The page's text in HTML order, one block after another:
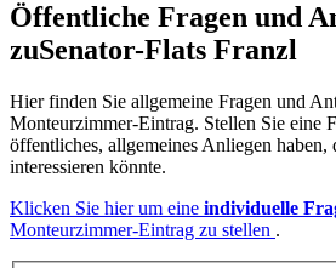
Öffentliche Fragen und
zuSenator-Flats Franzl
Hier finden Sie allgemeine Fragen und
Monteurzimmer-Eintrag. Stellen Sie eine
öffentliches, allgemeines Anliegen haben,
interessieren könnte.
Klicken Sie hier um eine individuelle
Monteurzimmer-Eintrag zu stellen .